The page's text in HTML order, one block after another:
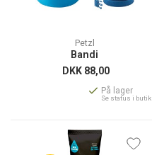
Petzl
Bandi
DKK 88,00
På lager
Se status i butik